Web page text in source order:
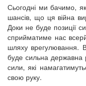
Сьогодні ми бачимо,
шансів, що ця війна
Доки не буде позиції
сприйматиме нас
шляху врегулювання.
буде сильна державна
сили, які
свою руку.